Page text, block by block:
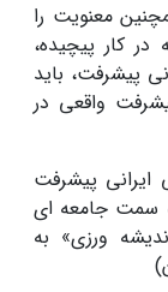
معنویت را
کار پیچیده،
پیشرفت، باید
واقعی در
ایرانی پیشرفت
سمت جامعه ای
ورزی» به